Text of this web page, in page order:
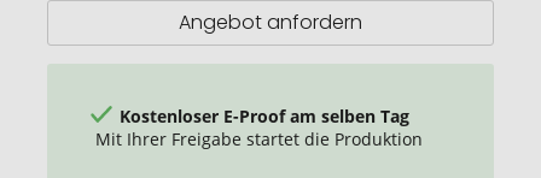
Angebot anfordern
Kostenloser E-Proof am selben Tag
Mit Ihrer Freigabe startet die Produktion